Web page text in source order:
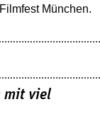
München.
mit viel